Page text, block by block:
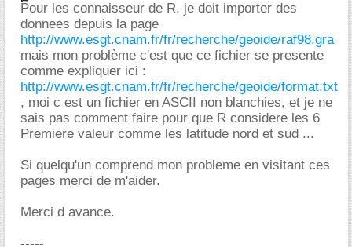
Pour les connaisseur de R, je doit importer des
donnees depuis la page
http://www.esgt.cnam.fr/fr/recherche/geoide/raf98.gra
mais mon problème c'est que ce fichier se presente
comme expliquer ici :
http://www.esgt.cnam.fr/fr/recherche/geoide/format.txt
, moi c est un fichier en ASCII non blanchies, et je ne
sais pas comment faire pour que R considere les 6
Premiere valeur comme les latitude nord et sud ...
Si quelqu'un comprend mon probleme en visitant ces
pages merci de m'aider.
Merci d avance.
-----